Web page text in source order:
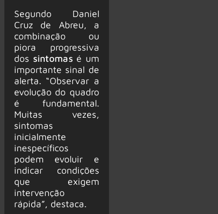
Segundo Daniel
Cruz de Abreu, a
combinação ou
piora progressiva
dos sintomas é um
importante sinal de
alerta. “Observar a
evolução do quadro
é fundamental.
Muitas vezes,
sintomas
inicialmente
inespecíficos
podem evoluir e
indicar condições
que exigem
intervenção
rápida”, destaca.